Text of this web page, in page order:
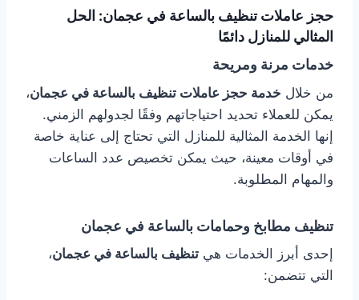
حجز عاملات تنظيف بالساعة في عجمان: الحل
المثالي للمنازل دائمًا
خدمات مرنة ومريحة
من خلال خدمة حجز عاملات تنظيف بالساعة في عجمان،
يمكن للعملاء تحديد احتياجاتهم وفقًا لجدولهم الزمني.
إنها الخدمة المثالية للمنازل التي تحتاج إلى عناية خاصة
في أوقات معينة، حيث يمكن تخصيص عدد الساعات
والمهام المطلوبة.
تنظيف مطابخ وحمامات بالساعة في عجمان
إحدى أبرز الخدمات هي تنظيف بالساعة في عجمان،
التي تتضمن: